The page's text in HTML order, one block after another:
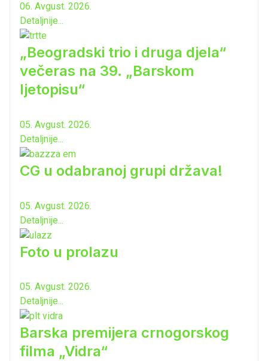
06. Avgust. 2026.
Detaljnije...
„Beogradski trio i druga djela“
večeras na 39. „Barskom
ljetopisu“
05. Avgust. 2026.
Detaljnije...
CG u odabranoj grupi država!
05. Avgust. 2026.
Detaljnije...
Foto u prolazu
05. Avgust. 2026.
Detaljnije...
Barska premijera crnogorskog
filma „Vidra“